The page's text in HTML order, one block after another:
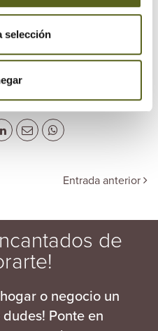
selección
reciclar
Entrada anterior
de
o negocio un
dudes! Ponte en